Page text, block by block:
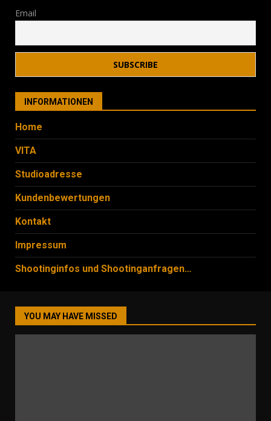
Email
INFORMATIONEN
Home
VITA
Studioadresse
Kundenbewertungen
Kontakt
Impressum
Shootinginfos und Shootinganfragen…
YOU MAY HAVE MISSED